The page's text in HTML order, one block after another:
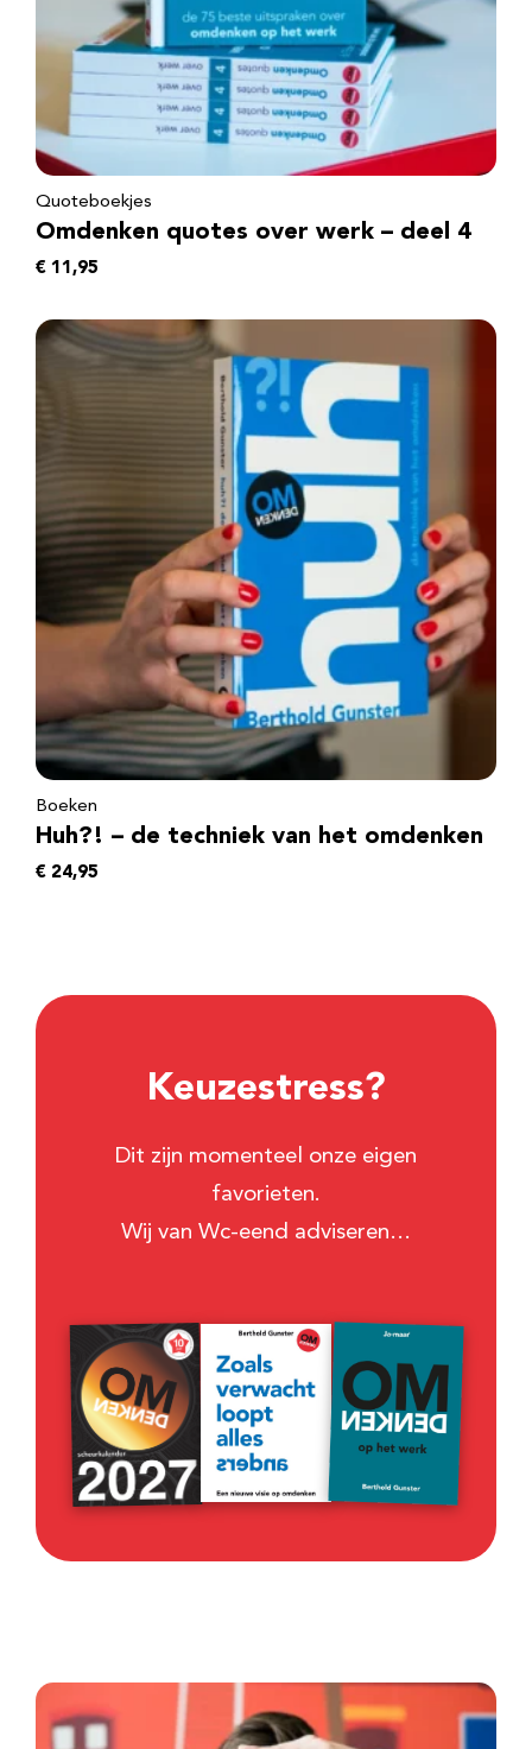
Quoteboekjes
Omdenken quotes over werk – deel 4
€ 11,95
Boeken
Huh?! – de techniek van het omdenken
€ 24,95
Keuzestress?
Dit zijn momenteel onze eigen
favorieten.
Wij van Wc-eend adviseren…